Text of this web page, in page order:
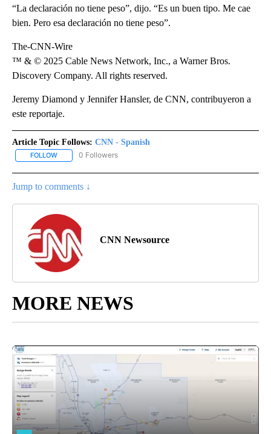
“La declaración no tiene peso”, dijo. “Es un buen tipo. Me cae
bien. Pero esa declaración no tiene peso”.
The-CNN-Wire
™ & © 2025 Cable News Network, Inc., a Warner Bros.
Discovery Company. All rights reserved.
Jeremy Diamond y Jennifer Hansler, de CNN, contribuyeron a
este reportaje.
Article Topic Follows: CNN - Spanish
FOLLOW FOLLOW "CNN - SPANISH" TO RECEIVE NOTIFICATIONS ABOUT
0 Followers
Jump to comments ↓
CNN Newsource
MORE NEWS